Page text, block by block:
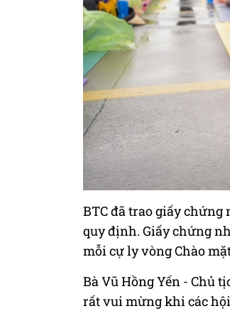
BTC đã trao giấy
quy định. Giấy chứng
mỗi cự ly vòng Chào
Bà Vũ Hồng Yến - Chủ
rất vui mừng khi các